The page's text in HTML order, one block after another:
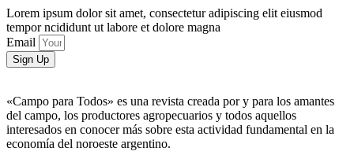
Lorem ipsum dolor sit amet, consectetur adipiscing elit eiusmod
tempor ncididunt ut labore et dolore magna
Email
Sign Up
«Campo para Todos» es una revista creada por y para los amantes
del campo, los productores agropecuarios y todos aquellos
interesados en conocer más sobre esta actividad fundamental en la
economía del noroeste argentino.